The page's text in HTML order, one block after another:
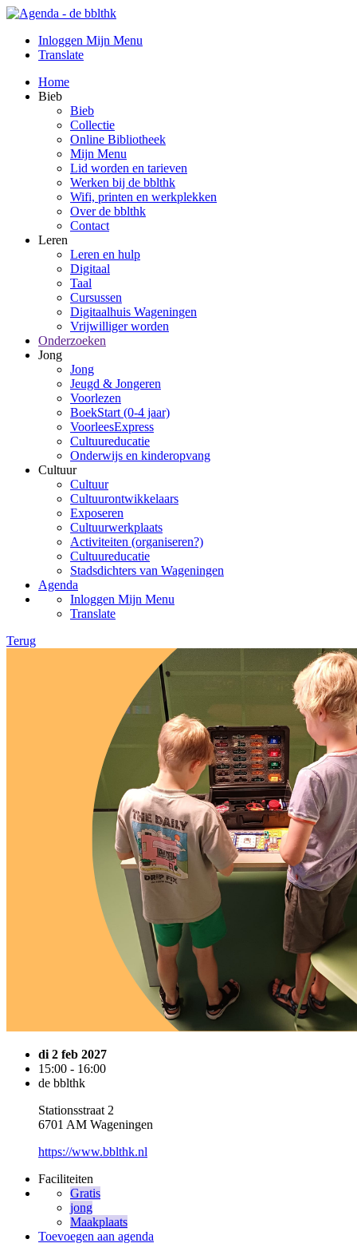
Inloggen Mijn Menu
Translate
Home
Bieb
Bieb
Collectie
Online Bibliotheek
Mijn Menu
Lid worden en tarieven
Werken bij de bblthk
Wifi, printen en werkplekken
Over de bblthk
Contact
Leren
Leren en hulp
Digitaal
Taal
Cursussen
Digitaalhuis Wageningen
Vrijwilliger worden
Onderzoeken
Jong
Jong
Jeugd & Jongeren
Voorlezen
BoekStart (0-4 jaar)
VoorleesExpress
Cultuureducatie
Onderwijs en kinderopvang
Cultuur
Cultuur
Cultuurontwikkelaars
Exposeren
Cultuurwerkplaats
Activiteiten (organiseren?)
Cultuureducatie
Stadsdichters van Wageningen
Agenda
Inloggen Mijn Menu
Translate
Terug
di 2 feb 2027
15:00 - 16:00
de bblthk
Stationsstraat 2
6701 AM Wageningen
https://www.bblthk.nl
Faciliteiten
Gratis
jong
Maakplaats
Toevoegen aan agenda